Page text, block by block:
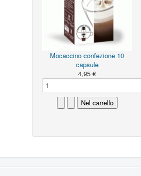
Mocaccino confezione 10
capsule
4,95 €